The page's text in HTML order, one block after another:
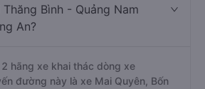
Bình - Quảng Nam
An?
hãng xe khai thác dòng xe
đường này là xe Mai Quyên, Bốn